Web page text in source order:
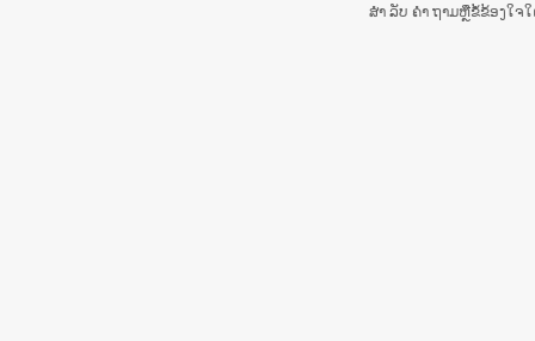
ສຳ ລັບ ຄຳ ຖາມຫຼືຂໍ້ຂ້ອງໃ